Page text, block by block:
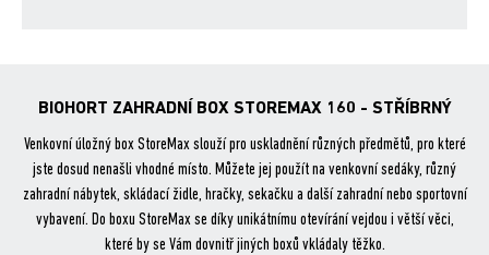
BIOHORT ZAHRADNÍ BOX STOREMAX 160 - STŘÍBRNÝ
Venkovní úložný box StoreMax slouží pro uskladnění různých předmětů, pro které
jste dosud nenašli vhodné místo. Můžete jej použít na venkovní sedáky, různý
zahradní nábytek, skládací židle, hračky, sekačku a další zahradní nebo sportovní
vybavení. Do boxu StoreMax se díky unikátnímu otevírání vejdou i větší věci,
které by se Vám dovnitř jiných boxů vkládaly těžko.